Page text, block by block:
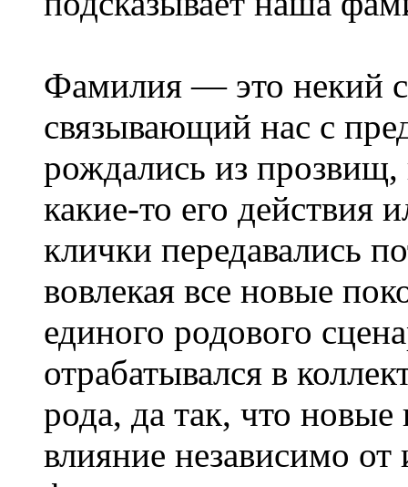
Фамилия — это некий
связывающий нас с
рождались из прозвищ,
какие-то его действия
клички передавались
вовлекая все новые
единого родового
отрабатывался в
рода, да так, что
влияние независимо